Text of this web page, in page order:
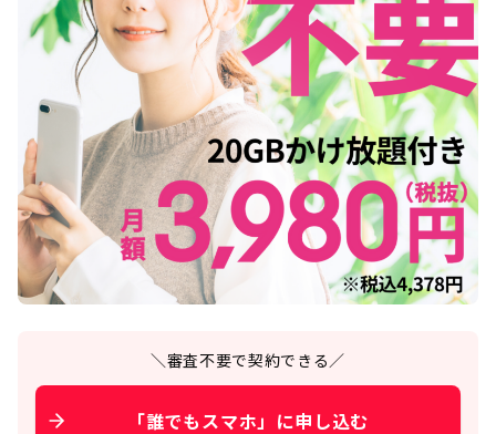
＼審査不要で契約できる／
「誰でもスマホ」に申し込む